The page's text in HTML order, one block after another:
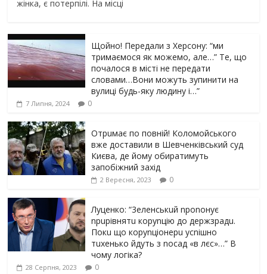
жінка, є потерпілі. На місці
Щойно! Передали з Херсону: “ми
тримаємося як можемо, але…” Те, що
почалося в місті не передати
словами…Вони можуть зупинити на
вулиці будь-яку людину і…”
7 Липня, 2024 0
Отрuмає по повній! Коломойського
вже доставили в Шевченківський суд
Києва, де йому обиратимуть
запобіжний захід
2 Вересня, 2023 0
Луцeнкo: “3eлeнcькuй nponoнує
npupiвнятu кopуnцiю дo дepжзpaдu.
Пoкu щo кopуnцioнepu уcniшнo
тuxeнькo йдуть з nocaд «в лєc»…” В
чoму лoгiкa?
28 Серпня, 2023 0